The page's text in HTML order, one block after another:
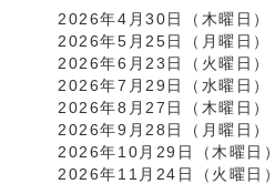
2026年4月30日（木曜日）
2026年5月25日（月曜日）
2026年6月23日（火曜日）
2026年7月29日（水曜日）
2026年8月27日（木曜日）
2026年9月28日（月曜日）
2026年10月29日（木曜日）
2026年11月24日（火曜日）